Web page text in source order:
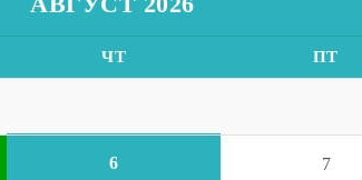
ЧТ ПТ
6 7